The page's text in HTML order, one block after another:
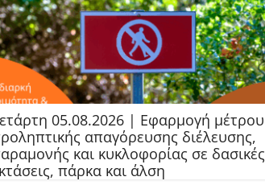
05.08.2026 | Εφαρμογή μέτρου
απαγόρευσης διέλευσης,
και κυκλοφορίας σε δασικές
πάρκα και άλση